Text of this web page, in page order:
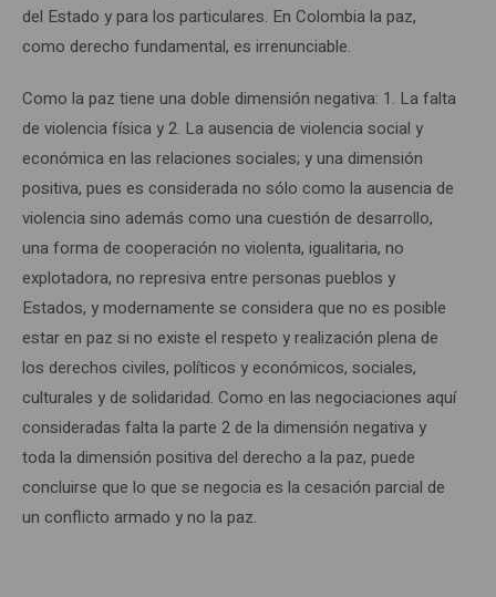
del Estado y para los particulares. En Colombia la paz,
como derecho fundamental, es irrenunciable.
Como la paz tiene una doble dimensión negativa: 1. La falta
de violencia física y 2. La ausencia de violencia social y
económica en las relaciones sociales; y una dimensión
positiva, pues es considerada no sólo como la ausencia de
violencia sino además como una cuestión de desarrollo,
una forma de cooperación no violenta, igualitaria, no
explotadora, no represiva entre personas pueblos y
Estados, y modernamente se considera que no es posible
estar en paz si no existe el respeto y realización plena de
los derechos civiles, políticos y económicos, sociales,
culturales y de solidaridad. Como en las negociaciones aquí
consideradas falta la parte 2 de la dimensión negativa y
toda la dimensión positiva del derecho a la paz, puede
concluirse que lo que se negocia es la cesación parcial de
un conflicto armado y no la paz.